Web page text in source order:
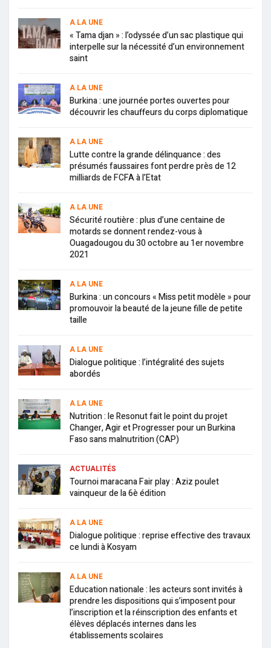
A LA UNE
« Tama djan » : l’odyssée d’un sac plastique qui
interpelle sur la nécessité d’un environnement
saint
A LA UNE
Burkina : une journée portes ouvertes pour
découvrir les chauffeurs du corps diplomatique
A LA UNE
Lutte contre la grande délinquance : des
présumés faussaires font perdre près de 12
milliards de FCFA à l’Etat
A LA UNE
Sécurité routière : plus d’une centaine de
motards se donnent rendez-vous à
Ouagadougou du 30 octobre au 1er novembre
2021
A LA UNE
Burkina : un concours « Miss petit modèle » pour
promouvoir la beauté de la jeune fille de petite
taille
A LA UNE
Dialogue politique : l’intégralité des sujets
abordés
A LA UNE
Nutrition : le Resonut fait le point du projet
Changer, Agir et Progresser pour un Burkina
Faso sans malnutrition (CAP)
ACTUALITÉS
Tournoi maracana Fair play : Aziz poulet
vainqueur de la 6è édition
A LA UNE
Dialogue politique : reprise effective des travaux
ce lundi à Kosyam
A LA UNE
Education nationale : les acteurs sont invités à
prendre les dispositions qui s’imposent pour
l’inscription et la réinscription des enfants et
élèves déplacés internes dans les
établissements scolaires